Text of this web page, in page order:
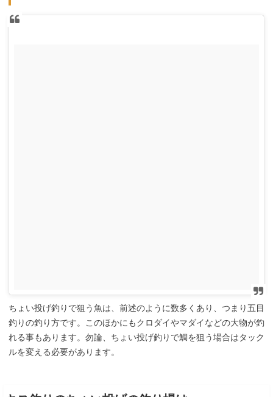
ちょい投げ釣りで狙う魚は、前述のように数多くあり、つまり五目
釣りの釣り方です。このほかにもクロダイやマダイなどの大物が釣
れる事もあります。勿論、ちょい投げ釣りで鯛を狙う場合はタック
ルを変える必要があります。